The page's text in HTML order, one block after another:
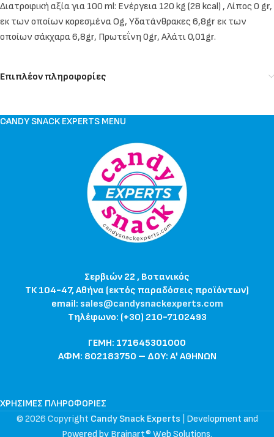
Διατροφική αξία για 100 ml: Ενέργεια 120 kg (28 kcal) , Λίπος 0 gr,
εκ των οποίων κορεσμένα Og, Υδατάνθρακες 6,8gr εκ των
οποίων σάκχαρα 6,8gr, Πρωτεΐνη 0gr, Αλάτι 0,01gr.
Επιπλέον πληροφορίες
CANDY SNACK EXPERTS MENU
Σερβιών 22 , Βοτανικός
ΤΚ 104-47, Αθήνα (εκτός παραδόσεις προϊόντων)
email: sales@candysnackexperts.com
Τηλέφωνο: (+30) 210-7102493
ΓΕΜΗ: 171645301000
ΑΦΜ: 802183750 – ΔΟΥ: Α' ΑΘΗΝΩΝ
ΧΡΉΣΙΜΕΣ ΠΛΗΡΟΦΟΡΊΕΣ
© 2026 Copyright Candy Snack Experts
Development and
Powered by Brainart® Web Solutions.